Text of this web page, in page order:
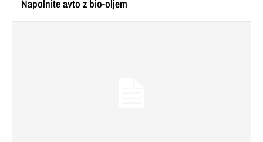
Napolnite avto z bio-oljem